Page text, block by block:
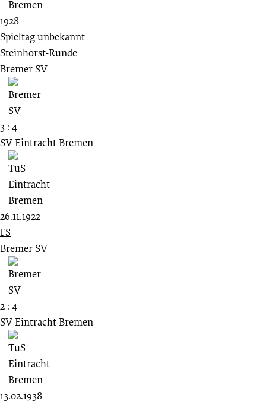
1928
Spieltag unbekannt
Steinhorst-Runde
Bremer SV
3 : 4
SV Eintracht Bremen
26.11.1922
FS
Bremer SV
2 : 4
SV Eintracht Bremen
13.02.1938